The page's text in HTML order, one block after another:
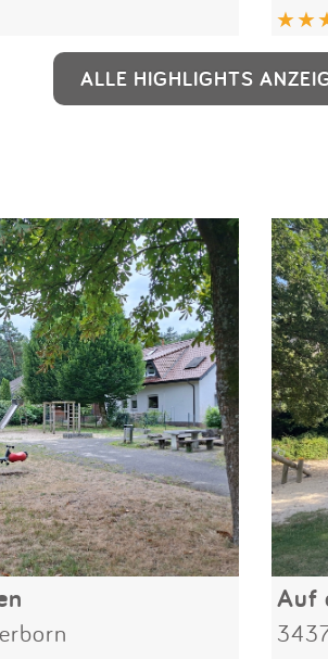
ALLE HIGHLIGHTS
Auf